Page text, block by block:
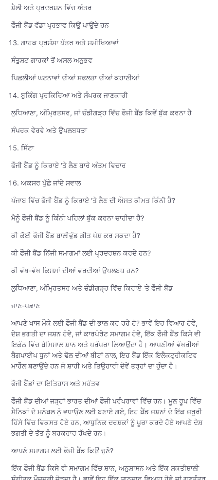
ਸ਼ੈਲੀ ਅਤੇ ਪ੍ਰਦਰਸ਼ਨ ਵਿੱਚ ਅੰਤਰ
ਫੌਜੀ ਬੈਂਡ ਵੱਡਾ ਪ੍ਰਭਾਵ ਕਿਉਂ ਪਾਉਂਦੇ ਹਨ
ਗਾਹਕ ਪ੍ਰਸੰਸਾ ਪੱਤਰ ਅਤੇ ਸਮੀਖਿਆਵਾਂ
ਸੰਤੁਸ਼ਟ ਗਾਹਕਾਂ ਤੋਂ ਅਸਲ ਅਨੁਭਵ
ਪਿਛਲੀਆਂ ਘਟਨਾਵਾਂ ਦੀਆਂ ਸਫਲਤਾ ਦੀਆਂ ਕਹਾਣੀਆਂ
ਬੁਕਿੰਗ ਪ੍ਰਕਿਰਿਆ ਅਤੇ ਸੰਪਰਕ ਜਾਣਕਾਰੀ
ਲੁਧਿਆਣਾ, ਅੰਮ੍ਰਿਤਸਰ, ਜਾਂ ਚੰਡੀਗੜ੍ਹ ਵਿੱਚ ਫੌਜੀ ਬੈਂਡ ਕਿਵੇਂ ਬੁੱਕ ਕਰਨਾ ਹੈ
ਸੰਪਰਕ ਵੇਰਵੇ ਅਤੇ ਉਪਲਬਧਤਾ
ਸਿੱਟਾ
ਫੌਜੀ ਬੈਂਡ ਨੂੰ ਕਿਰਾਏ ‘ਤੇ ਲੈਣ ਬਾਰੇ ਅੰਤਮ ਵਿਚਾਰ
ਅਕਸਰ ਪੁੱਛੇ ਜਾਂਦੇ ਸਵਾਲ
ਪੰਜਾਬ ਵਿੱਚ ਫੌਜੀ ਬੈਂਡ ਨੂੰ ਕਿਰਾਏ ‘ਤੇ ਲੈਣ ਦੀ ਔਸਤ ਕੀਮਤ ਕਿੰਨੀ ਹੈ?
ਮੈਨੂੰ ਫੌਜੀ ਬੈਂਡ ਨੂੰ ਕਿੰਨੀ ਪਹਿਲਾਂ ਬੁੱਕ ਕਰਨਾ ਚਾਹੀਦਾ ਹੈ?
ਕੀ ਕੋਈ ਫੌਜੀ ਬੈਂਡ ਬਾਲੀਵੁੱਡ ਗੀਤ ਪੇਸ਼ ਕਰ ਸਕਦਾ ਹੈ?
ਕੀ ਫੌਜੀ ਬੈਂਡ ਨਿੱਜੀ ਸਮਾਗਮਾਂ ਲਈ ਪ੍ਰਦਰਸ਼ਨ ਕਰਦੇ ਹਨ?
ਕੀ ਵੱਖ-ਵੱਖ ਕਿਸਮਾਂ ਦੀਆਂ ਵਰਦੀਆਂ ਉਪਲਬਧ ਹਨ?
ਲੁਧਿਆਣਾ, ਅੰਮ੍ਰਿਤਸਰ ਅਤੇ ਚੰਡੀਗੜ੍ਹ ਵਿੱਚ ਕਿਰਾਏ ‘ਤੇ ਫੌਜੀ ਬੈਂਡ
ਜਾਣ-ਪਛਾਣ
ਆਪਣੇ ਖਾਸ ਮੌਕੇ ਲਈ ਫੌਜੀ ਬੈਂਡ ਦੀ ਭਾਲ ਕਰ ਰਹੇ ਹੋ? ਭਾਵੇਂ ਇਹ ਵਿਆਹ ਹੋਵੇ,
ਦੇਸ਼ ਭਗਤੀ ਦਾ ਜਸ਼ਨ ਹੋਵੇ, ਜਾਂ ਕਾਰਪੋਰੇਟ ਸਮਾਗਮ ਹੋਵੇ, ਇੱਕ ਫੌਜੀ ਬੈਂਡ ਕਿਸੇ ਵੀ
ਇਕੱਠ ਵਿੱਚ ਬੇਮਿਸਾਲ ਸ਼ਾਨ ਅਤੇ ਪਰੰਪਰਾ ਲਿਆਉਂਦਾ ਹੈ। ਆਪਣੀਆਂ ਵੱਖਰੀਆਂ
ਬੈਗਪਾਈਪ ਧੁਨਾਂ ਅਤੇ ਢੋਲ ਦੀਆਂ ਬੀਟਾਂ ਨਾਲ, ਇਹ ਬੈਂਡ ਇੱਕ ਇਲੈਕਟ੍ਰੀਕਟਿਵ
ਮਾਹੌਲ ਬਣਾਉਂਦੇ ਹਨ ਜੋ ਸ਼ਾਹੀ ਅਤੇ ਤਿਉਹਾਰੀ ਦੋਵੇਂ ਤਰ੍ਹਾਂ ਦਾ ਹੁੰਦਾ ਹੈ।
ਫੌਜੀ ਬੈਂਡਾਂ ਦਾ ਇਤਿਹਾਸ ਅਤੇ ਮਹੱਤਵ
ਫੌਜੀ ਬੈਂਡ ਦੀਆਂ ਜੜ੍ਹਾਂ ਭਾਰਤ ਦੀਆਂ ਫੌਜੀ ਪਰੰਪਰਾਵਾਂ ਵਿੱਚ ਹਨ। ਮੂਲ ਰੂਪ ਵਿੱਚ
ਸੈਨਿਕਾਂ ਦੇ ਮਨੋਬਲ ਨੂੰ ਵਧਾਉਣ ਲਈ ਬਣਾਏ ਗਏ, ਇਹ ਬੈਂਡ ਜਸ਼ਨਾਂ ਦੇ ਇੱਕ ਜ਼ਰੂਰੀ
ਹਿੱਸੇ ਵਿੱਚ ਵਿਕਸਤ ਹੋਏ ਹਨ, ਆਧੁਨਿਕ ਦਰਸ਼ਕਾਂ ਨੂੰ ਪੂਰਾ ਕਰਦੇ ਹੋਏ ਆਪਣੇ ਦੇਸ਼
ਭਗਤੀ ਦੇ ਤੱਤ ਨੂੰ ਬਰਕਰਾਰ ਰੱਖਦੇ ਹਨ।
ਆਪਣੇ ਸਮਾਗਮ ਲਈ ਫੌਜੀ ਬੈਂਡ ਕਿਉਂ ਚੁਣੋ?
ਇੱਕ ਫੌਜੀ ਬੈਂਡ ਕਿਸੇ ਵੀ ਸਮਾਗਮ ਵਿੱਚ ਸ਼ਾਨ, ਅਨੁਸ਼ਾਸਨ ਅਤੇ ਇੱਕ ਸ਼ਕਤੀਸ਼ਾਲੀ